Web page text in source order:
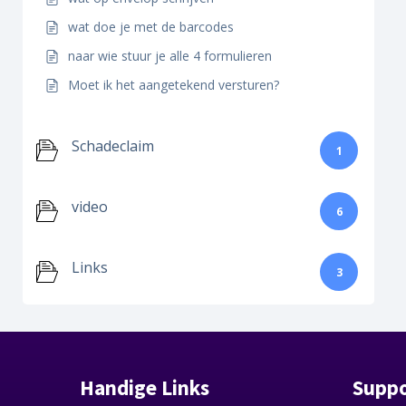
wat doe je met de barcodes
naar wie stuur je alle 4 formulieren
Moet ik het aangetekend versturen?
Schadeclaim 1
video 6
Links 3
Handige Links